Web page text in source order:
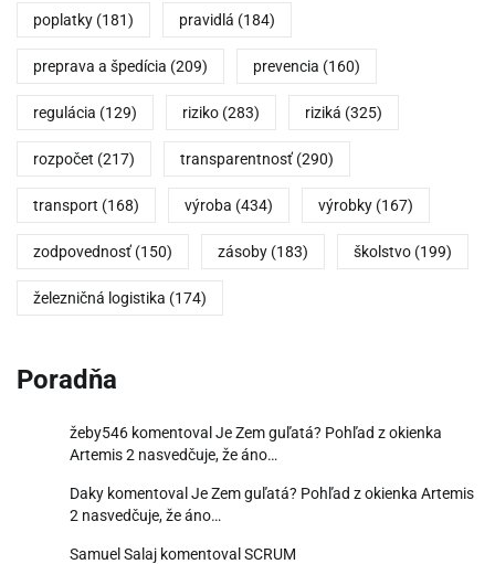
poplatky (181) pravidlá (184)
preprava a špedícia (209) prevencia (160)
regulácia (129) riziko (283) riziká (325)
rozpočet (217) transparentnosť (290)
transport (168) výroba (434) výrobky (167)
zodpovednosť (150) zásoby (183) školstvo (199)
železničná logistika (174)
Poradňa
žeby546 komentoval Je Zem guľatá? Pohľad z okienka
Artemis 2 nasvedčuje, že áno…
Daky komentoval Je Zem guľatá? Pohľad z okienka Artemis
2 nasvedčuje, že áno…
Samuel Salaj komentoval SCRUM